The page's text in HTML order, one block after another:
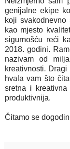
genijalne ekipe
koji svakodnevno
kao mjesto
sigurnošću reći
2018. godini.
nazivam od
kreativnosti.
hvala vam što
sretna i
produktivnija.
Čitamo se